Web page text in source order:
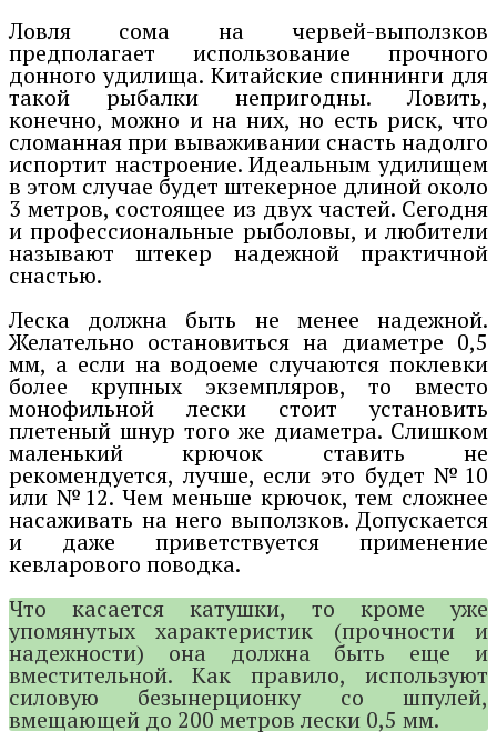
Ловля сома на червей-выползков
предполагает использование прочного
донного удилища. Китайские спиннинги для
такой рыбалки непригодны. Ловить,
конечно, можно и на них, но есть риск, что
сломанная при вываживании снасть надолго
испортит настроение. Идеальным удилищем
в этом случае будет штекерное длиной около
3 метров, состоящее из двух частей. Сегодня
и профессиональные рыболовы, и любители
называют штекер надежной практичной
снастью.
Леска должна быть не менее надежной.
Желательно остановиться на диаметре 0,5
мм, а если на водоеме случаются поклевки
более крупных экземпляров, то вместо
монофильной лески стоит установить
плетеный шнур того же диаметра. Слишком
маленький крючок ставить не
рекомендуется, лучше, если это будет №10
или №12. Чем меньше крючок, тем сложнее
насаживать на него выползков. Допускается
и даже приветствуется применение
кевларового поводка.
Что касается катушки, то кроме уже
упомянутых характеристик (прочности и
надежности) она должна быть еще и
вместительной. Как правило, используют
силовую безынерционку со шпулей,
вмещающей до 200 метров лески 0,5 мм.